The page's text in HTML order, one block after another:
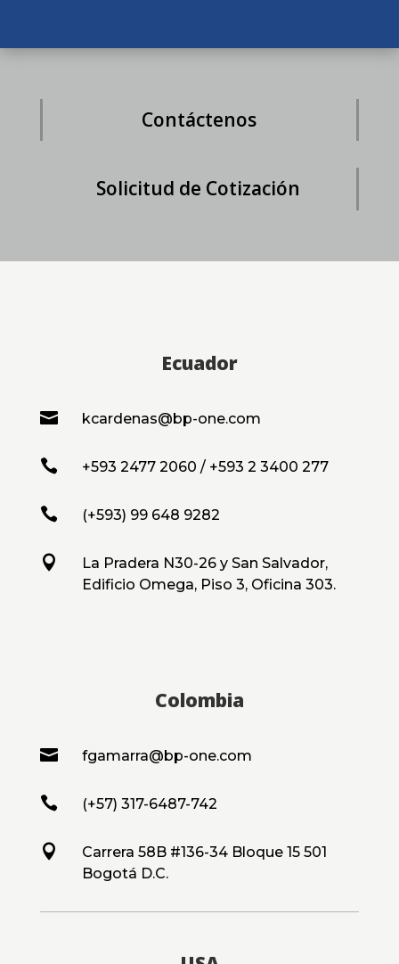
Contáctenos
Solicitud de Cotización
Ecuador
 kcardenas@bp-one.com
 +593 2477 2060 / +593 2 3400 277
 (+593) 99 648 9282

La Pradera N30-26 y San Salvador,
Edificio Omega, Piso 3, Oficina 303.
Colombia
 fgamarra@bp-one.com
 (+57) 317-6487-742

Carrera 58B #136-34 Bloque 15 501
Bogotá D.C.